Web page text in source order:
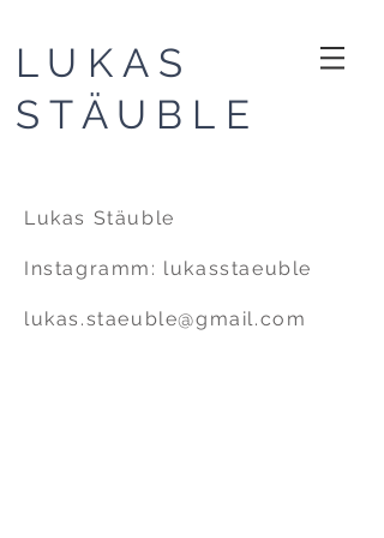
LUKAS
STÄUBLE
Lukas Stäuble
Instagramm: lukasstaeuble
lukas.staeuble@gmail.com